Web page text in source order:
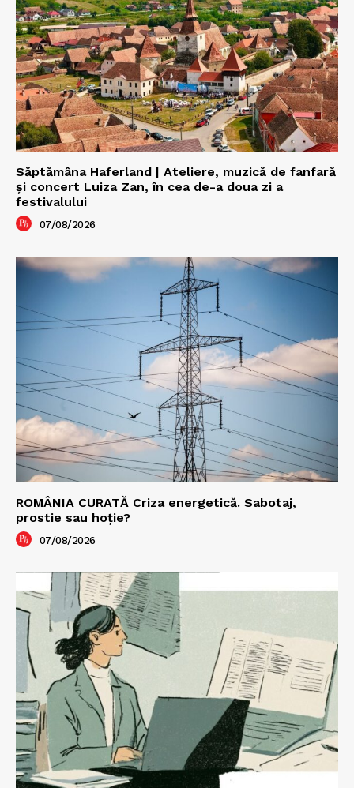
Săptămâna Haferland | Ateliere, muzică de fanfară
şi concert Luiza Zan, în cea de-a doua zi a
festivalului
07/08/2026
ROMÂNIA CURATĂ Criza energetică. Sabotaj,
prostie sau hoție?
07/08/2026